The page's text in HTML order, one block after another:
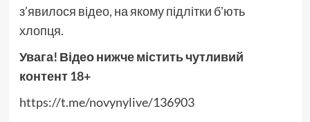
з’явилося відео, на якому підлітки бʼють
хлопця.
Увага! Відео нижче містить чутливий
контент 18+
https://t.me/novynylive/136903